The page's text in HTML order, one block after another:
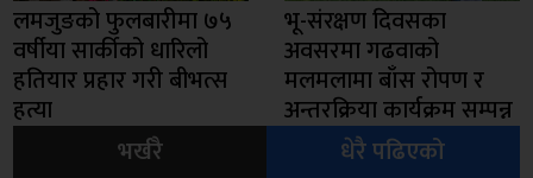
लमजुङको फुलबारीमा ७५
वर्षीया सार्कीको धारिलो
हतियार प्रहार गरी बीभत्स
हत्या
भू-संरक्षण दिवसका
अवसरमा गढवाको
मलमलामा बाँस रोपण र
अन्तरक्रिया कार्यक्रम सम्पन्न
भर्खरै
धेरै पढिएको